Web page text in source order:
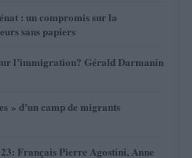
: un compromis sur la
sans papiers
l’immigration? Gérald Darmanin
» d’un camp de migrants
Français Pierre Agostini, Anne